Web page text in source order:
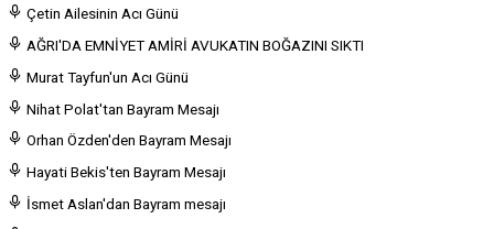
Çetin Ailesinin Acı Günü
AĞRI'DA EMNİYET AMİRİ AVUKATIN BOĞAZINI SIKTI
Murat Tayfun'un Acı Günü
Nihat Polat'tan Bayram Mesajı
Orhan Özden'den Bayram Mesajı
Hayati Bekis'ten Bayram Mesajı
İsmet Aslan'dan Bayram mesajı